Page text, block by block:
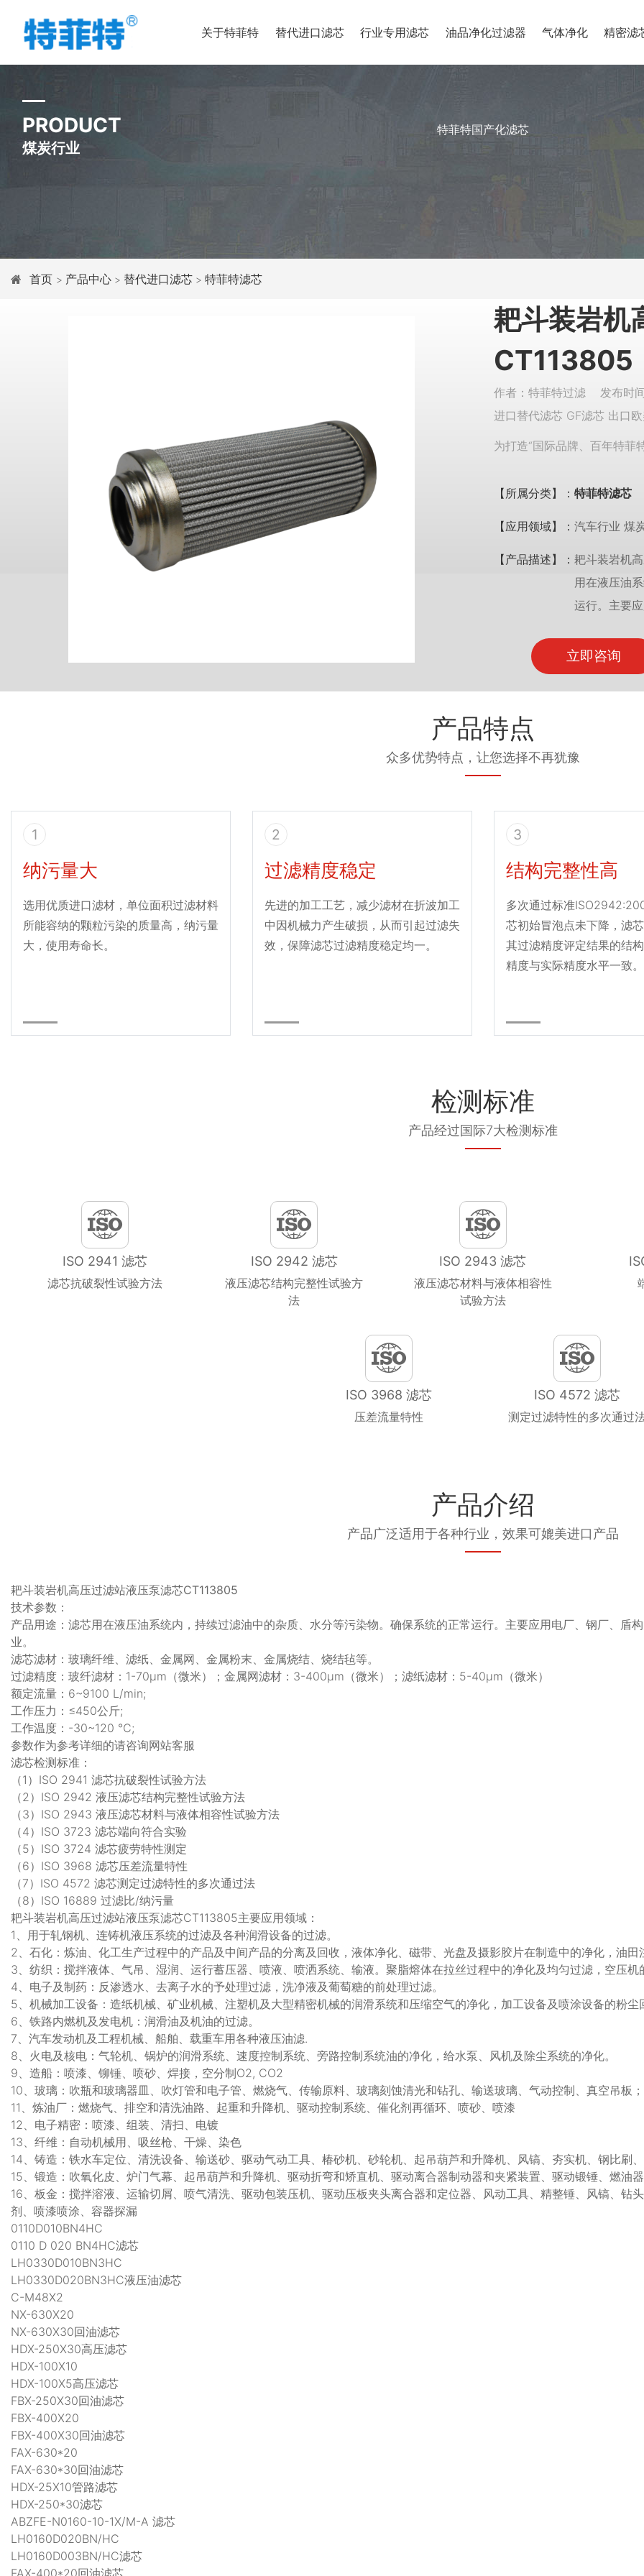
关于特菲特 替代进口滤芯 行业专用滤芯 油品净化过滤器 气体净化 精密滤
PRODUCT
煤炭行业
特菲特国产化滤芯
首页 > 产品中心 > 替代进口滤芯 > 特菲特滤芯
耙斗装岩机
CT113805
作者：特菲特过滤 发布时
进口替代滤芯 GF滤芯 出口
为打造“国际品牌、百年特菲
【所属分类】： 特菲特滤芯
【应用领域】： 汽车行业 煤
【产品描述】： 耙斗装岩机
用在液压油
运行。主要
立即咨询
产品特点
众多优势特点，让您选择不再犹豫
1
纳污量大
选用优质进口滤材，单位面积过滤材料
所能容纳的颗粒污染的质量高，纳污量
大，使用寿命长。
2
过滤精度稳定
先进的加工工艺，减少滤材在折波加工
中因机械力产生破损，从而引起过滤失
效，保障滤芯过滤精度稳定均一。
3
结构完整性高
多次通过标准
芯初始冒泡点未下降，滤
其过滤精度评定结果的结
精度与实际精度水平一致。
检测标准
产品经过国际7大检测标准
ISO 2941 滤芯
滤芯抗破裂性试验方法
ISO 2942 滤芯
液压滤芯结构完整性试验方
法
ISO 2943 滤芯
液压滤芯材料与液体相容性
试验方法
ISO 3968 滤芯
压差流量特性
ISO 4572 滤芯
测定过滤特性的多次通过
产品介绍
产品广泛适用于各种行业，效果可媲美进口产品
耙斗装岩机高压过滤站液压泵滤芯CT113805
技术参数：
产品用途：滤芯用在液压油系统内，持续过滤油中的杂质、水分等污染物。确保系统的正常运行。主要应用电厂、钢厂、盾
业。
滤芯滤材：玻璃纤维、滤纸、金属网、金属粉末、金属烧结、烧结毡等。
过滤精度：玻纤滤材：1-70μm（微米）；金属网滤材：3-400μm（微米）；滤纸滤材：5-40μm（微米）
额定流量：6~9100 L/min;
工作压力：≤450公斤;
工作温度：-30~120 ℃;
参数作为参考详细的请咨询网站客服
滤芯检测标准：
（1）ISO 2941 滤芯抗破裂性试验方法
（2）ISO 2942 液压滤芯结构完整性试验方法
（3）ISO 2943 液压滤芯材料与液体相容性试验方法
（4）ISO 3723 滤芯端向符合实验
（5）ISO 3724 滤芯疲劳特性测定
（6）ISO 3968 滤芯压差流量特性
（7）ISO 4572 滤芯测定过滤特性的多次通过法
（8）ISO 16889 过滤比/纳污量
耙斗装岩机高压过滤站液压泵滤芯CT113805主要应用领域：
1、用于轧钢机、连铸机液压系统的过滤及各种润滑设备的过滤。
2、石化：炼油、化工生产过程中的产品及中间产品的分离及回收，液体净化、磁带、光盘及摄影胶片在制造中的净化，油
3、纺织：搅拌液体、气吊、湿润、运行蓄压器、喷液、喷洒系统、输液。聚脂熔体在拉丝过程中的净化及均匀过滤，空压
4、电子及制药：反渗透水、去离子水的予处理过滤，洗净液及葡萄糖的前处理过滤。
5、机械加工设备：造纸机械、矿业机械、注塑机及大型精密机械的润滑系统和压缩空气的净化，加工设备及喷涂设备的粉尘
6、铁路内燃机及发电机：润滑油及机油的过滤。
7、汽车发动机及工程机械、船舶、载重车用各种液压油滤.
8、火电及核电：气轮机、锅炉的润滑系统、速度控制系统、旁路控制系统油的净化，给水泵、风机及除尘系统的净化。
9、造船：喷漆、铆锤、喷砂、焊接，空分制O2, CO2
10、玻璃：吹瓶和玻璃器皿、吹灯管和电子管、燃烧气、传输原料、玻璃刻蚀清光和钻孔、输送玻璃、气动控制、真空吊板
11、炼油厂：燃烧气、排空和清洗油路、起重和升降机、驱动控制系统、催化剂再循环、喷砂、喷漆
12、电子精密：喷漆、组装、清扫、电镀
13、纤维：自动机械用、吸丝枪、干燥、染色
14、铸造：铁水车定位、清洗设备、输送砂、驱动气动工具、椿砂机、砂轮机、起吊葫芦和升降机、风镐、夯实机、钢比刷
15、锻造：吹氧化皮、炉门气幕、起吊葫芦和升降机、驱动折弯和矫直机、驱动离合器制动器和夹紧装置、驱动锻锤、燃油器
16、板金：搅拌溶液、运输切屑、喷气清洗、驱动包装压机、驱动压板夹头离合器和定位器、风动工具、精整锤、风镐、钻
剂、喷漆喷涂、容器探漏
0110D010BN4HC
0110 D 020 BN4HC滤芯
LH0330D010BN3HC
LH0330D020BN3HC液压油滤芯
C-M48X2
NX-630X20
NX-630X30回油滤芯
HDX-250X30高压滤芯
HDX-100X10
HDX-100X5高压滤芯
FBX-250X30回油滤芯
FBX-400X20
FBX-400X30回油滤芯
FAX-630*20
FAX-630*30回油滤芯
HDX-25X10管路滤芯
HDX-250*30滤芯
ABZFE-N0160-10-1X/M-A 滤芯
LH0160D020BN/HC
LH0160D003BN/HC滤芯
FAX-400*20回油滤芯